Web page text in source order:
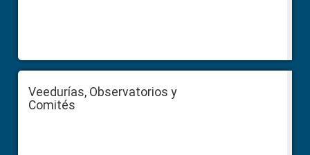
Veedurías, Observatorios y
Comités